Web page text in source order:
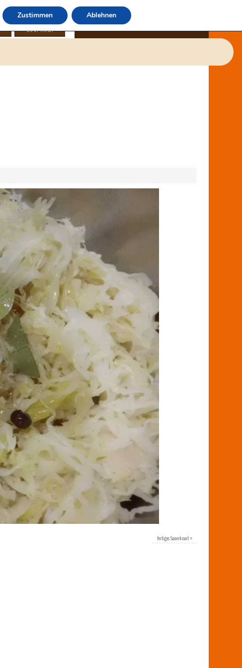
über mich
fertiges Sauerkraut»
Zustimmen Ablehnen